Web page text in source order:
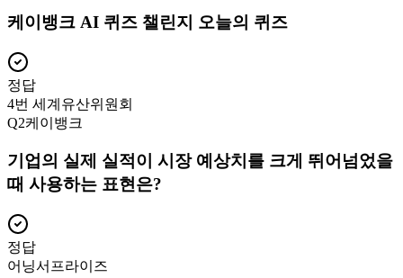
케이뱅크 AI 퀴즈 챌린지 오늘의 퀴즈
정답
4번 세계유산위원회
Q2케이뱅크
기업의 실제 실적이 시장 예상치를 크게 뛰어넘었을
때 사용하는 표현은?
정답
어닝서프라이즈